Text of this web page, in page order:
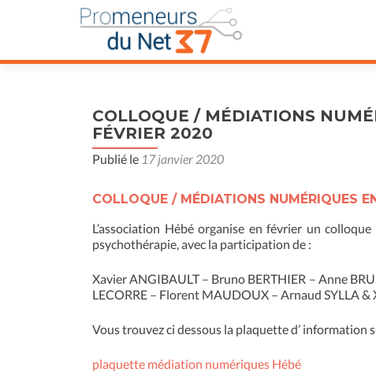
COLLOQUE / MÉDIATIONS
FÉVRIER 2020
Publié le 17 janvier 2020
COLLOQUE / MÉDIATIONS NUMÉRIQUES
L’association Hébé organise en février un
psychothérapie, avec la participation de :
Xavier ANGIBAULT – Bruno BERTHIER – Anne
LECORRE – Florent MAUDOUX – Arnaud SYLLA
Vous trouvez ci dessous la plaquette d’ information
plaquette médiation numériques Hébé